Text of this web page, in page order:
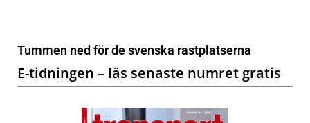
Tummen ned för de svenska rastplatserna
E-tidningen – läs senaste numret gratis